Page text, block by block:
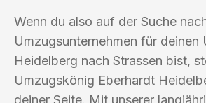
Wenn du also auf der Suche
Umzugsunternehmen für deinen
Heidelberg nach Strassen bist,
Umzugskönig Eberhardt
deiner Seite. Mit unserer